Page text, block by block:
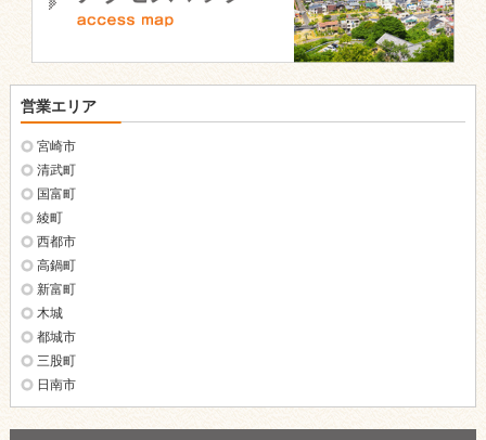
営業エリア
宮崎市
清武町
国富町
綾町
西都市
高鍋町
新富町
木城
都城市
三股町
日南市